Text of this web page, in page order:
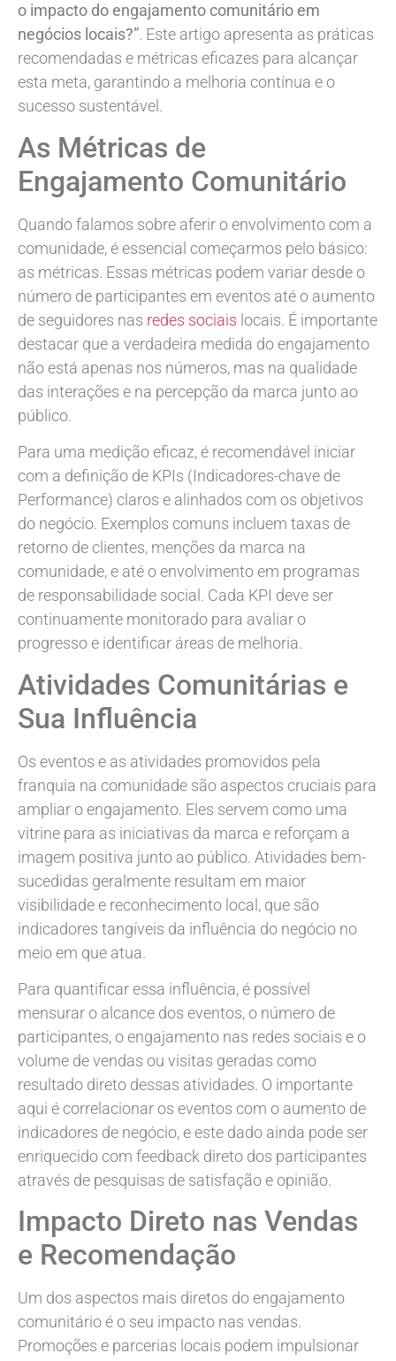
o impacto do engajamento comunitário em
negócios locais?”. Este artigo apresenta as práticas
recomendadas e métricas eficazes para alcançar
esta meta, garantindo a melhoria contínua e o
sucesso sustentável.
As Métricas de
Engajamento Comunitário
Quando falamos sobre aferir o envolvimento com a
comunidade, é essencial começarmos pelo básico:
as métricas. Essas métricas podem variar desde o
número de participantes em eventos até o aumento
de seguidores nas redes sociais locais. É importante
destacar que a verdadeira medida do engajamento
não está apenas nos números, mas na qualidade
das interações e na percepção da marca junto ao
público.
Para uma medição eficaz, é recomendável iniciar
com a definição de KPIs (Indicadores-chave de
Performance) claros e alinhados com os objetivos
do negócio. Exemplos comuns incluem taxas de
retorno de clientes, menções da marca na
comunidade, e até o envolvimento em programas
de responsabilidade social. Cada KPI deve ser
continuamente monitorado para avaliar o
progresso e identificar áreas de melhoria.
Atividades Comunitárias e
Sua Influência
Os eventos e as atividades promovidos pela
franquia na comunidade são aspectos cruciais para
ampliar o engajamento. Eles servem como uma
vitrine para as iniciativas da marca e reforçam a
imagem positiva junto ao público. Atividades bem-
sucedidas geralmente resultam em maior
visibilidade e reconhecimento local, que são
indicadores tangíveis da influência do negócio no
meio em que atua.
Para quantificar essa influência, é possível
mensurar o alcance dos eventos, o número de
participantes, o engajamento nas redes sociais e o
volume de vendas ou visitas geradas como
resultado direto dessas atividades. O importante
aqui é correlacionar os eventos com o aumento de
indicadores de negócio, e este dado ainda pode ser
enriquecido com feedback direto dos participantes
através de pesquisas de satisfação e opinião.
Impacto Direto nas Vendas
e Recomendação
Um dos aspectos mais diretos do engajamento
comunitário é o seu impacto nas vendas.
Promoções e parcerias locais podem impulsionar